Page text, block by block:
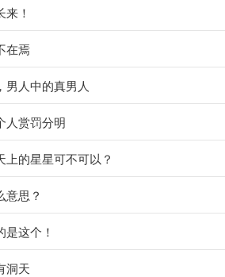
！
在焉
男人中的真男人
人赏罚分明
的星星可不可以？
意思？
这个！
洞天